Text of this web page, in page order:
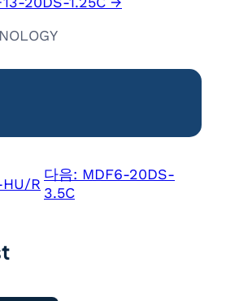
R
다음: MDF6-20DS-
3.5C